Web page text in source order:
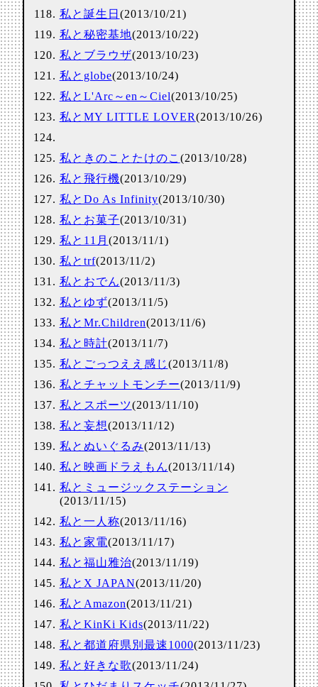
私と誕生日 (2013/10/21)
私と秘密基地(2013/10/22)
私とブラウザ(2013/10/23)
私とglobe(2013/10/24)
私とL'Arc～en～Ciel(2013/10/25)
私とMY LITTLE LOVER(2013/10/26)
私ときのことたけのこ (2013/10/28)
私と飛行機(2013/10/29)
私とDo As Infinity(2013/10/30)
私とお菓子(2013/10/31)
私と11月 (2013/11/1)
私とtrf(2013/11/2)
私とおでん(2013/11/3)
私とゆず(2013/11/5)
私とMr.Children(2013/11/6)
私と時計(2013/11/7)
私とごっつええ感じ(2013/11/8)
私とチャットモンチー(2013/11/9)
私とスポーツ(2013/11/10)
私と妄想(2013/11/12)
私とぬいぐるみ(2013/11/13)
私と映画ドラえもん(2013/11/14)
私とミュージックステーション
(2013/11/15)
私と一人称(2013/11/16)
私と家電(2013/11/17)
私と福山雅治(2013/11/19)
私とX JAPAN(2013/11/20)
私とAmazon(2013/11/21)
私とKinKi Kids(2013/11/22)
私と都道府県別最速1000(2013/11/23)
私と好きな歌(2013/11/24)